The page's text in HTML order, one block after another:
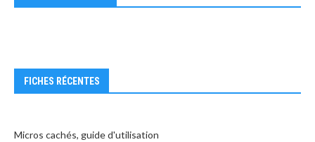
FICHES RÉCENTES
Micros cachés, guide d'utilisation